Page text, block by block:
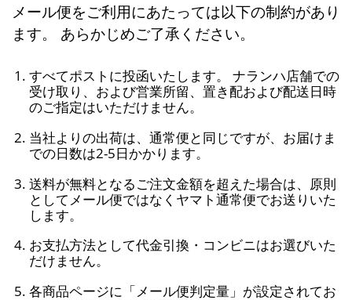
メール便をご利用にあたっては以下の制約があり
ます。 あらかじめご了承ください。
すべてポストに投函いたします。 ナランハ店舗での
受け取り、および営業所留、置き配および配送日時
のご指定はいただけません。
当社よりの出荷は、通常便と同じですが、お届けま
での日数は2-5日かかります。
送料が無料となるご注文金額を超えた場合は、原則
としてメール便ではなくヤマト通常便でお送りいた
します。
お支払方法として代金引換・コンビニはお選びいた
だけません。
各商品ページに「メール便判定量」が設定されてお